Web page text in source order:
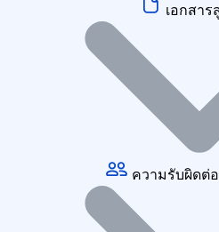
เอกสา
ความรับผิดต่